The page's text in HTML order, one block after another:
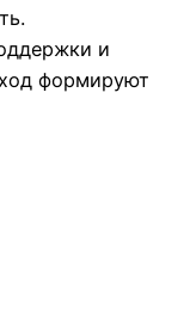
и
формируют